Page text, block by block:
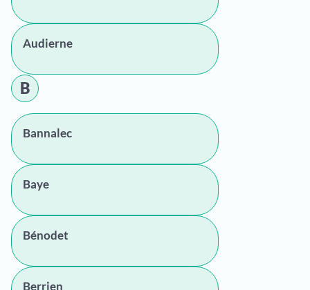
Audierne
B
Bannalec
Baye
Bénodet
Berrien